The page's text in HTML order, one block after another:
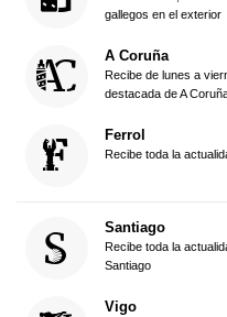
gallegos en el exterior
A Coruña
Recibe de lunes a
destacada de A
Ferrol
Recibe toda la
Santiago
Recibe toda la
Santiago
Vigo